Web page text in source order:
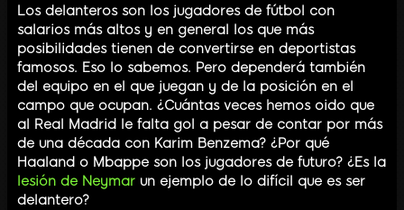
Los delanteros son los jugadores de fútbol con
salarios más altos y en general los que más
posibilidades tienen de convertirse en deportistas
famosos. Eso lo sabemos. Pero dependerá también
del equipo en el que juegan y de la posición en el
campo que ocupan. ¿Cuántas veces hemos oido que
al Real Madrid le falta gol a pesar de contar por más
de una década con Karim Benzema? ¿Por qué
Haaland o Mbappe son los jugadores de futuro? ¿Es la
lesión de Neymar un ejemplo de lo difícil que es ser
delantero?